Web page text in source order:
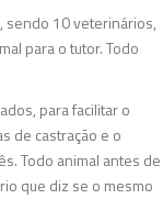
sendo 10 veterinários,
para o tutor. Todo
para facilitar o
de castração e o
Todo animal antes de
que diz se o mesmo